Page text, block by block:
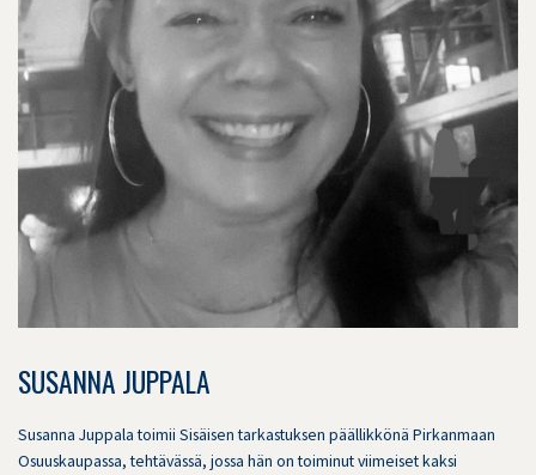
SUSANNA JUPPALA
Susanna Juppala toimii Sisäisen tarkastuksen päällikkönä Pirkanmaan
Osuuskaupassa, tehtävässä, jossa hän on toiminut viimeiset kaksi